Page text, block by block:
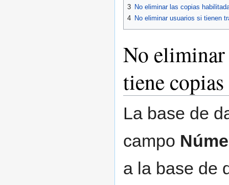
3 No eliminar las copias
4 No eliminar usuarios si tienen
No
tiene copias
La base de
campo
a la base de